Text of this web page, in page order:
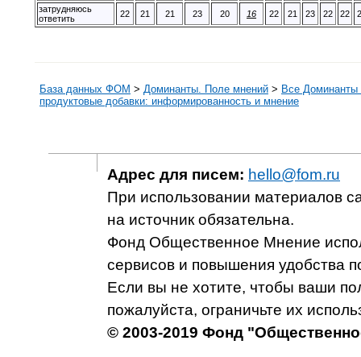
затрудняюсь
ответить
22 21 21 23 20 16 22 21 23 22 22
База данных ФОМ > Доминанты. Поле мнений > Все Доминанты
продуктовые добавки: информированность и мнение
Адрес для писем: hello@fom.ru
При использовании материалов
на источник обязательна.
Фонд Общественное Мнение
сервисов и повышения удобства
Если вы не хотите, чтобы ваши
пожалуйста, ограничьте их
© 2003-2019 Фонд